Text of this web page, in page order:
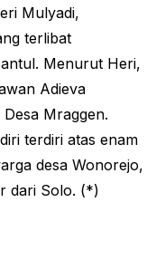
Mulyadi,
terlibat
Menurut Heri,
Adieva
Mraggen.
terdiri atas enam
desa Wonorejo,
dari Solo. (*)